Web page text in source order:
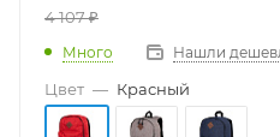
4 107₽
Много Нашли
Цвет — Красный